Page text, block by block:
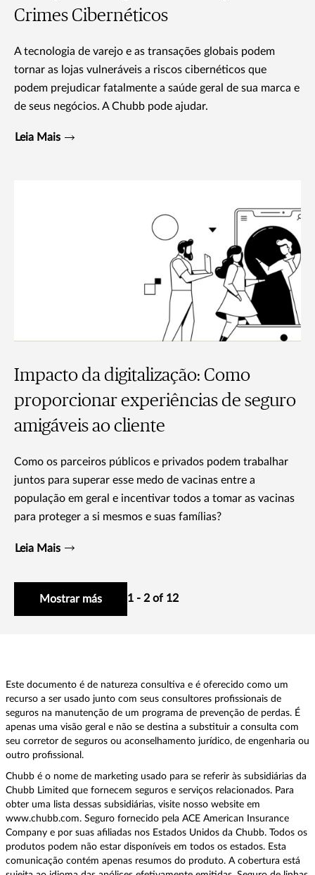
Crimes Cibernéticos
A tecnologia de varejo e as transações globais podem
tornar as lojas vulneráveis a riscos cibernéticos que
podem prejudicar fatalmente a saúde geral de sua marca e
de seus negócios. A Chubb pode ajudar.
Leia Mais
Impacto da digitalização: Como
proporcionar experiências de seguro
amigáveis ao cliente
Como os parceiros públicos e privados podem trabalhar
juntos para superar esse medo de vacinas entre a
população em geral e incentivar todos a tomar as vacinas
para proteger a si mesmos e suas famílias?
Leia Mais
Mostrar más 1 - 2 of 12
Este documento é de natureza consultiva e é oferecido como um
recurso a ser usado junto com seus consultores profissionais de
seguros na manutenção de um programa de prevenção de perdas. É
apenas uma visão geral e não se destina a substituir a consulta com
seu corretor de seguros ou aconselhamento jurídico, de engenharia ou
outro profissional.
Chubb é o nome de marketing usado para se referir às subsidiárias da
Chubb Limited que fornecem seguros e serviços relacionados. Para
obter uma lista dessas subsidiárias, visite nosso website em
www.chubb.com. Seguro fornecido pela ACE American Insurance
Company e por suas afiliadas nos Estados Unidos da Chubb. Todos os
produtos podem não estar disponíveis em todos os estados. Esta
comunicação contém apenas resumos do produto. A cobertura está